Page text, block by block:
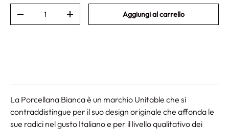
Diminuire la quantitàAumenta la quantitàAggiungi al carrello
La Porcellana Bianca è un marchio Unitable che si
contraddistingue per il suo design originale che affonda le
sue radici nel gusto Italiano e per il livello qualitativo dei